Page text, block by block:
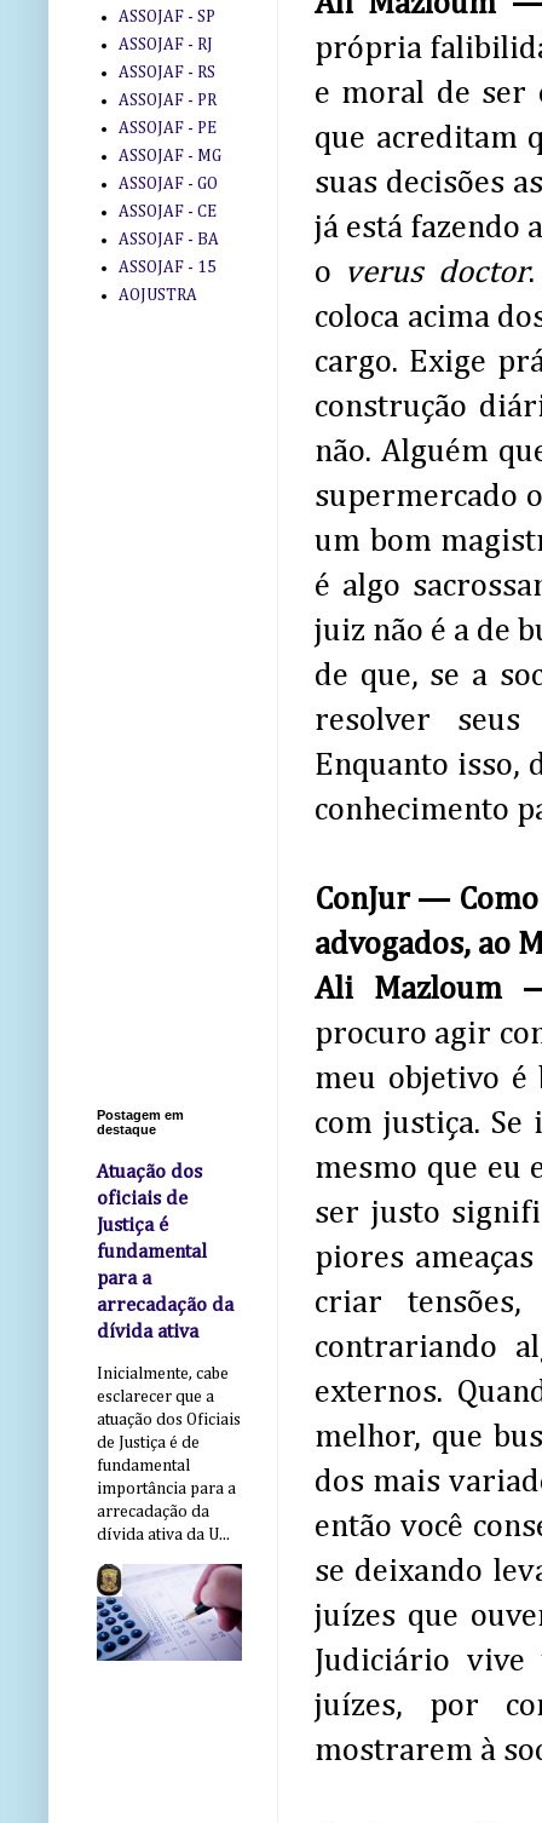
própria
e moral de ser
que acreditam
suas decisões
já está fazendo
o verus doctor
coloca acima
cargo. Exige
construção
não. Alguém
supermercado
um bom
é algo
juiz não é a de
de que, se a
resolver
Enquanto isso,
conhecimento
ConJur —
advogados, ao
Ali
procuro agir
meu objetivo é
com justiça. Se
mesmo que eu
ser justo
piores
criar
contrariando
externos.
melhor, que
dos mais
então você
se deixando
juízes que
Judiciário vive
juízes, por
mostrarem à
ASSOJAF - SP
ASSOJAF - RJ
ASSOJAF - RS
ASSOJAF - PR
ASSOJAF - PE
ASSOJAF - MG
ASSOJAF - GO
ASSOJAF - CE
ASSOJAF - BA
ASSOJAF - 15
AOJUSTRA
Postagem em
destaque
Atuação dos
oficiais de
Justiça é
fundamental
para a
arrecadação da
dívida ativa
Inicialmente, cabe
esclarecer que a
atuação dos Oficiais
de Justiça é de
fundamental
importância para a
arrecadação da
dívida ativa da U...